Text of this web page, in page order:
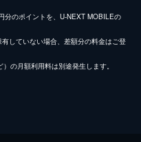
分のポイントを、U-NEXT MOBILEの
していない場合、差額分の料金はご登
の月額利用料は別途発生します。